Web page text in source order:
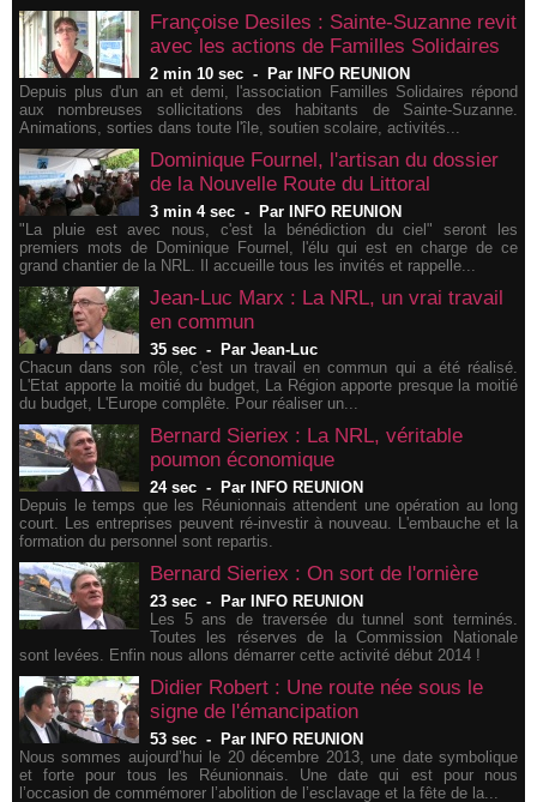
Françoise Desiles : Sainte-Suzanne revit
avec les actions de Familles Solidaires
2 min 10 sec-
Par INFO REUNION
Depuis plus d'un an et demi, l'association Familles Solidaires répond
aux nombreuses sollicitations des habitants de Sainte-Suzanne.
Animations, sorties dans toute l'île, soutien scolaire, activités...
Dominique Fournel, l'artisan du dossier
de la Nouvelle Route du Littoral
3 min 4 sec-
Par INFO REUNION
"La pluie est avec nous, c'est la bénédiction du ciel" seront les
premiers mots de Dominique Fournel, l'élu qui est en charge de ce
grand chantier de la NRL. Il accueille tous les invités et rappelle...
Jean-Luc Marx : La NRL, un vrai travail
en commun
35 sec-
Par Jean-Luc
Chacun dans son rôle, c'est un travail en commun qui a été réalisé.
L'Etat apporte la moitié du budget, La Région apporte presque la moitié
du budget, L'Europe complête. Pour réaliser un...
Bernard Sieriex : La NRL, véritable
poumon économique
24 sec-
Par INFO REUNION
Depuis le temps que les Réunionnais attendent une opération au long
court. Les entreprises peuvent ré-investir à nouveau. L'embauche et la
formation du personnel sont repartis.
Bernard Sieriex : On sort de l'ornière
23 sec-
Par INFO REUNION
Les 5 ans de traversée du tunnel sont terminés.
Toutes les réserves de la Commission Nationale
sont levées. Enfin nous allons démarrer cette activité début 2014 !
Didier Robert : Une route née sous le
signe de l'émancipation
53 sec-
Par INFO REUNION
Nous sommes aujourd’hui le 20 décembre 2013, une date symbolique
et forte pour tous les Réunionnais. Une date qui est pour nous
l’occasion de commémorer l’abolition de l’esclavage et la fête de la...